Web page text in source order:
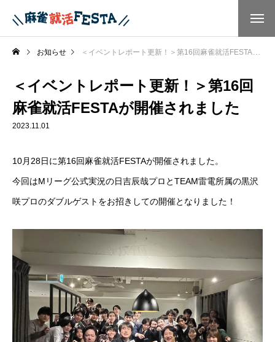
お知らせ ＜イベントレポート更新！＞第16回麻雀就活FESTAが開催されました
＜イベントレポート更新！＞第16回
麻雀就活FESTAが開催されました
2023.11.01
10月28日に第16回麻雀就活FESTAが開催されました。
今回はMリーグ公式実況の日吉辰哉プロとTEAM雷電所属の黒沢
咲プロのダブルゲストをお招きしての開催となりました！